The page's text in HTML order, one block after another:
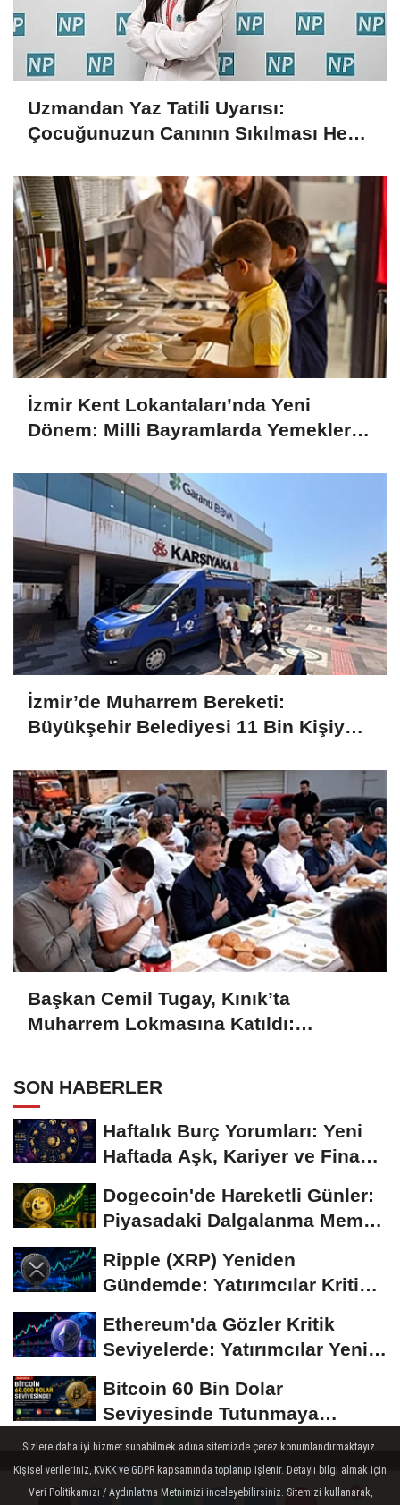
Uzmandan Yaz Tatili Uyarısı:
Çocuğunuzun Canının Sıkılması Her
İzmir Kent Lokantaları’nda Yeni
Dönem: Milli Bayramlarda Yemekler
İzmir’de Muharrem Bereketi:
Büyükşehir Belediyesi 11 Bin Kişiye
Başkan Cemil Tugay, Kınık’ta
Muharrem Lokmasına Katıldı:
SON HABERLER
Haftalık Burç Yorumları: Yeni
Haftada Aşk, Kariyer ve Finans
Dogecoin'de Hareketli Günler:
Piyasadaki Dalgalanma Meme
Ripple (XRP) Yeniden
Gündemde: Yatırımcılar Kritik
Ethereum'da Gözler Kritik
Seviyelerde: Yatırımcılar Yeni
Bitcoin 60 Bin Dolar
Seviyesinde Tutunmaya
Çalışıyor: Piyasalarda...
Sizlere daha iyi hizmet sunabilmek adına sitemizde çerez konumlandırmaktayız.
Kişisel verileriniz, KVKK ve GDPR kapsamında toplanıp işlenir. Detaylı bilgi almak için
Veri Politikamızı / Aydınlatma Metnimizi inceleyebilirsiniz. Sitemizi kullanarak,